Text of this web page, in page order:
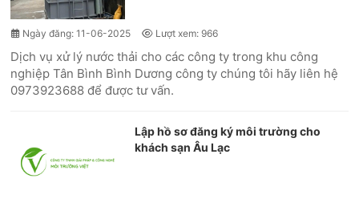
Ngày đăng: 11-06-2025 Lượt xem: 966
Dịch vụ xử lý nước thải cho các công ty trong khu công
nghiệp Tân Bình Bình Dương công ty chúng tôi hãy liên hệ
0973923688 để được tư vấn.
Lập hồ sơ đăng ký môi trường cho
khách sạn Âu Lạc